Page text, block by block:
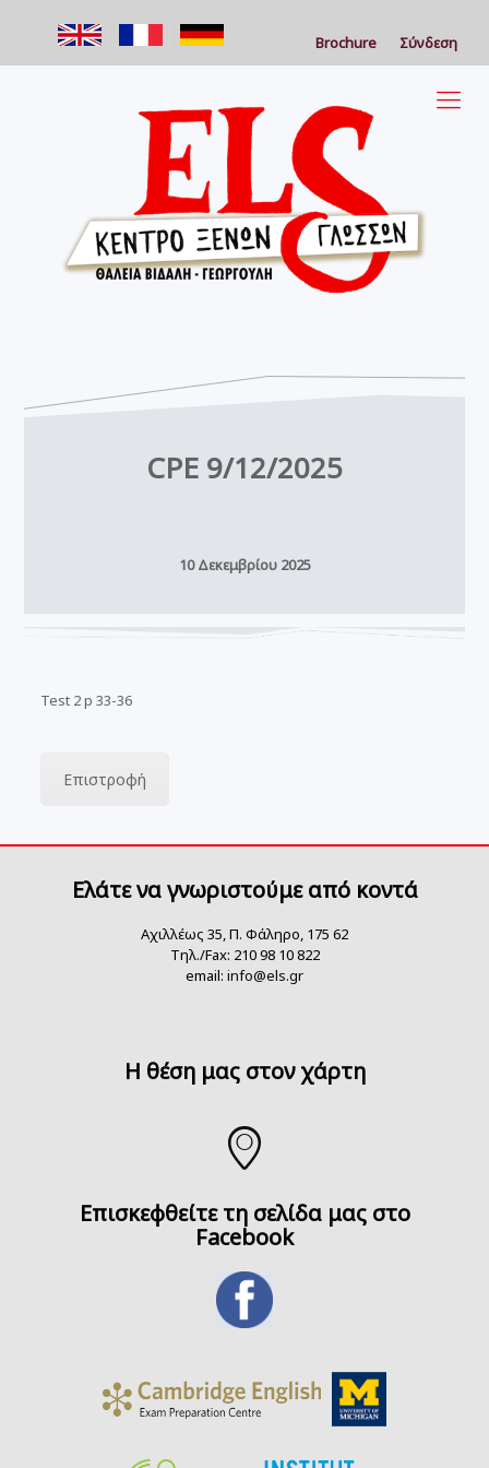
Brochure Σύνδεση
CPE 9/12/2025
10 Δεκεμβρίου 2025
Test 2 p 33-36
Επιστροφή
Ελάτε να γνωριστούμε από κοντά
Αχιλλέως 35, Π. Φάληρο, 175 62
Τηλ./Fax: 210 98 10 822
email: info@els.gr
H θέση μας στον χάρτη
Επισκεφθείτε τη σελίδα μας στο
Facebook